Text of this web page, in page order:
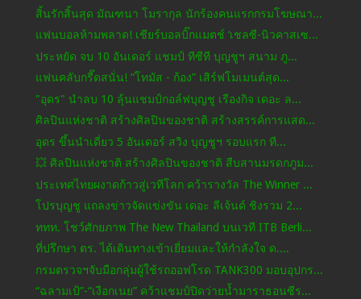
สิ้นรักสิ้นสุด มัณฑนา โมรากุล นักร้องคนแรกกรมโฆษณา...
แฟนบอลห้ามพลาด! เชียร์บอลบิ๊กแมตช์ ‘เชลซี-นิวคาสเซ...
ประหยัด จบ 10 อันเดอร์ แชมป์ ทีซีที บุญชูฯ สนาม ภู...
แฟนคลับกรี๊ดสนั่น! “โทมัส - ก้อง” เสิร์ฟโมเมนต์สุด...
"อุดร" นำลบ 10 ลุ้นแชมป์กอล์ฟบุญชู เรืองกิจ เดอะ ล...
ศิลปินแห่งชาติ สร้างศิลปินของชาติ สร้างสรรค์การแสด...
อุดร ขึ้นนำเดี่ยว 5 อันเดอร์ สวิง บุญชูฯ รอบแรก ที...
💥 ศิลปินแห่งชาติ สร้างศิลปินของชาติ สืบสานมรดกภูม...
ประเทศไทยผงาดก้าวสู่เวทีโลก คว้ารางวัล The Winner ...
โปรบุญชู แถลงข่าวจัดแข่งขัน เดอะ ลีเจ้นด์ ชิงรวม 2...
ททท. โชว์ศักยภาพ The New Thailand บนเวที ITB Berli...
ที่ปรึกษา ตร. ได้เดินทางเข้าเยี่ยมและให้กำลังใจ ด....
กรมตรวจฯจับมือกลุ่มผู้ใช้รถออฟโรด TANK300 มอบอุปกร...
“ฉลามเป้”-“เงือกเนย” คว้าแชมป์ปิดว่ายน้ำมาราธอนซีร...